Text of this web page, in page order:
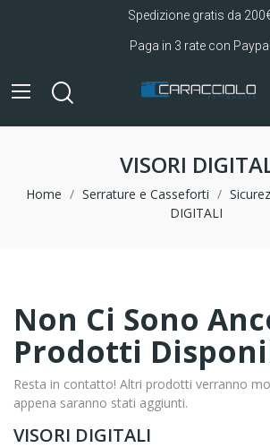
Spedizione gratis da
Paga in 3 rate con Paypal
VISORI
Home Serrature e Casseforti
DIGITALI
VISORI DIGITALI
Non Ci Sono
Prodotti
Resta in contatto! Altri prodotti verranno
appena saranno stati aggiunti.